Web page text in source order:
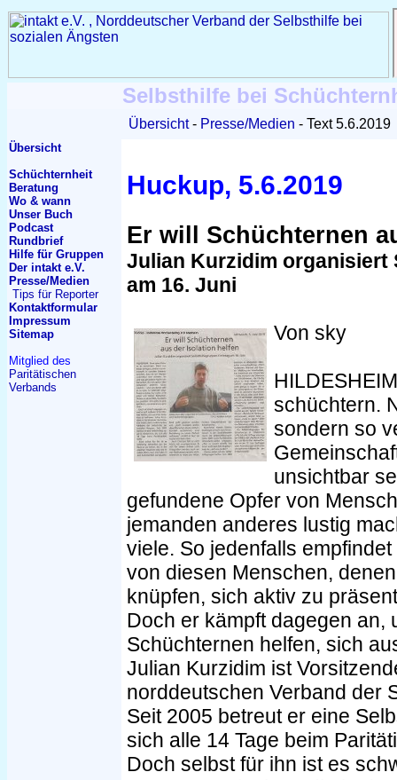
Selbsthilfe bei
Übersicht Presse/Medien Text 5.6.2019
Übersicht
Schüchternheit
Beratung
Wo & wann
Unser Buch
Podcast
Rundbrief
Hilfe für Gruppen
Der intakt e.V.
Presse/Medien
Tips für Reporter
Kontaktformular
Impressum
Sitemap
Mitglied des
Paritätischen
Verbands
Huckup, 5.6.2019
Er will Schüchternen
Julian Kurzidim organisiert
am 16. Juni
Von sky
schüchtern.
sondern so
unsichtbar
gefundene Opfer von
jemanden anderes lustig
viele. So jedenfalls
von diesen Menschen,
knüpfen, sich aktiv zu
Doch er kämpft dagegen an,
Schüchternen helfen, sich
Julian Kurzidim ist
norddeutschen Verband der
Seit 2005 betreut er eine
sich alle 14 Tage beim
Doch selbst für ihn ist es